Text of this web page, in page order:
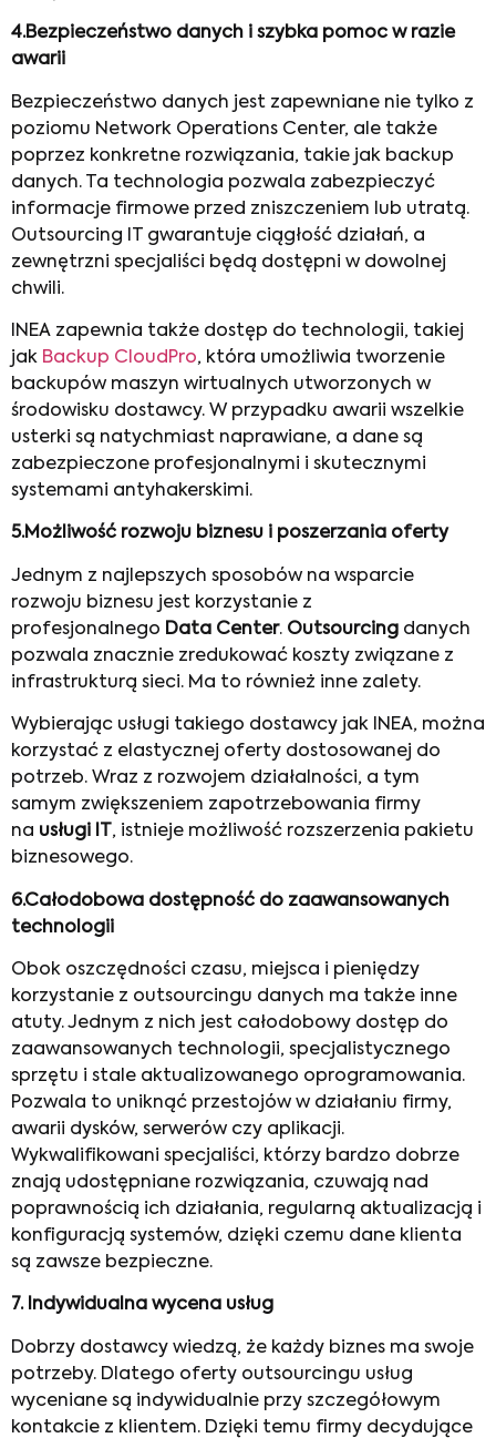
4.Bezpieczeństwo danych i szybka pomoc w razie
awarii
Bezpieczeństwo danych jest zapewniane nie tylko z
poziomu Network Operations Center, ale także
poprzez konkretne rozwiązania, takie jak backup
danych. Ta technologia pozwala zabezpieczyć
informacje firmowe przed zniszczeniem lub utratą.
Outsourcing IT gwarantuje ciągłość działań, a
zewnętrzni specjaliści będą dostępni w dowolnej
chwili.
INEA zapewnia także dostęp do technologii, takiej
jak Backup CloudPro, która umożliwia tworzenie
backupów maszyn wirtualnych utworzonych w
środowisku dostawcy. W przypadku awarii wszelkie
usterki są natychmiast naprawiane, a dane są
zabezpieczone profesjonalnymi i skutecznymi
systemami antyhakerskimi.
5.Możliwość rozwoju biznesu i poszerzania oferty
Jednym z najlepszych sposobów na wsparcie
rozwoju biznesu jest korzystanie z
profesjonalnego Data Center. Outsourcing danych
pozwala znacznie zredukować koszty związane z
infrastrukturą sieci. Ma to również inne zalety.
Wybierając usługi takiego dostawcy jak INEA, można
korzystać z elastycznej oferty dostosowanej do
potrzeb. Wraz z rozwojem działalności, a tym
samym zwiększeniem zapotrzebowania firmy
na usługi IT , istnieje możliwość rozszerzenia pakietu
biznesowego.
6.Całodobowa dostępność do zaawansowanych
technologii
Obok oszczędności czasu, miejsca i pieniędzy
korzystanie z outsourcingu danych ma także inne
atuty. Jednym z nich jest całodobowy dostęp do
zaawansowanych technologii, specjalistycznego
sprzętu i stale aktualizowanego oprogramowania.
Pozwala to uniknąć przestojów w działaniu firmy,
awarii dysków, serwerów czy aplikacji.
Wykwalifikowani specjaliści, którzy bardzo dobrze
znają udostępniane rozwiązania, czuwają nad
poprawnością ich działania, regularną aktualizacją i
konfiguracją systemów, dzięki czemu dane klienta
są zawsze bezpieczne.
7. Indywidualna wycena usług
Dobrzy dostawcy wiedzą, że każdy biznes ma swoje
potrzeby. Dlatego oferty outsourcingu usług
wyceniane są indywidualnie przy szczegółowym
kontakcie z klientem. Dzięki temu firmy decydujące